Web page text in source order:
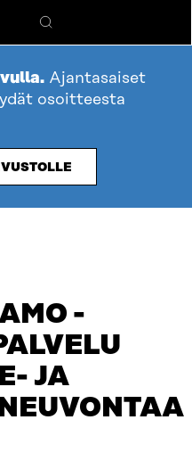
Hae
Ajantasaiset
osoitteesta
-
JA